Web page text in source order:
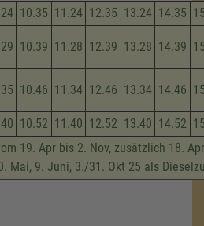
10.35 11.24 12.35 13.24 14.35
10.39 11.28 12.39 13.28 14.39
10.46 11.34 12.46 13.34 14.46
10.52 11.40 12.52 13.40 14.52
19. Apr bis 2. Nov, zusätzlich 18.
Mai, 9. Juni, 3./31. Okt 25 als